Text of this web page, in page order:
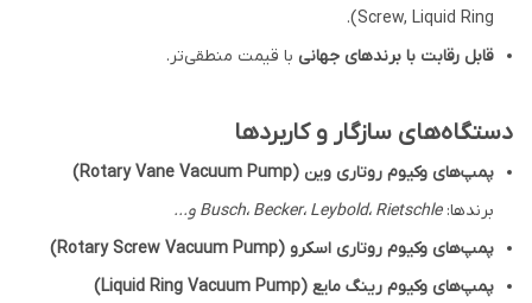
Screw, Liquid Ring).
قابل رقابت با برندهای جهانی با قیمت منطقی‌تر.
دستگاه‌های سازگار و کاربردها
پمپ‌های وکیوم روتاری وین (Rotary Vane Vacuum Pump)
برندها:Busch، Becker، Leybold، Rietschle و...
پمپ‌های وکیوم روتاری اسکرو (Rotary Screw Vacuum Pump)
پمپ‌های وکیوم رینگ مایع (Liquid Ring Vacuum Pump)